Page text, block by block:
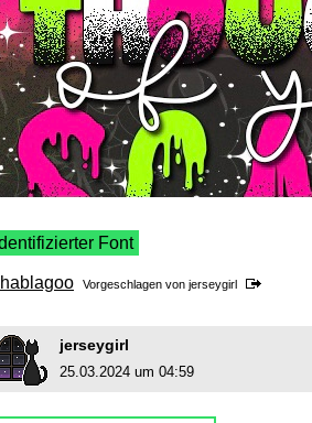
Font
Vorgeschlagen von jerseygirl
jerseygirl
25.03.2024 um 04:59